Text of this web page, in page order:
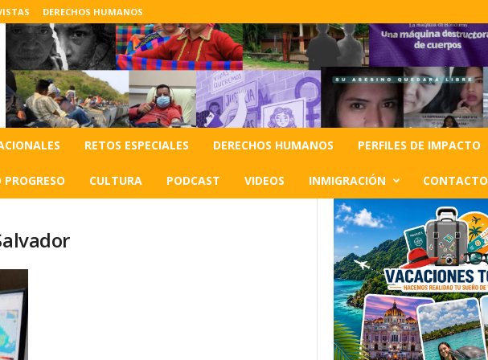
DERECHOS HUMANOS
RETOS ESPECIALES DERECHOS HUMANOS PERFILES DE IMPACTO
PROGRESO CULTURA PODCAST VIDEOS INMIGRACIÓN CONTACTO